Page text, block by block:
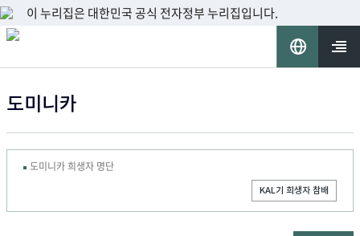
이 누리집은 대한민국 공식 전자정부 누리집입니다.
선
도미니카
도미니카 희생자 명단
KAL기 희생자 참배